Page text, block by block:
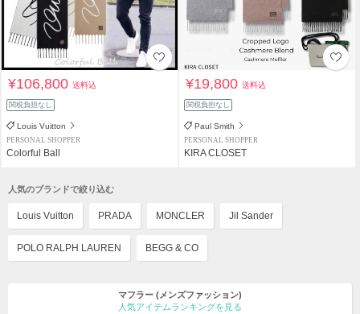
¥106,800送料込
関税負担なし
Louis Vuitton
PERSONAL SHOPPER
Colorful Ball
¥19,800送料込
関税負担なし
Paul Smith
PERSONAL SHOPPER
KIRA CLOSET
人気のブランドで絞り込む
Louis Vuitton PRADA MONCLER Jil Sander
POLO RALPH LAUREN BEGG & CO
マフラー (メンズファッション)
人気アイテムランキングを見る